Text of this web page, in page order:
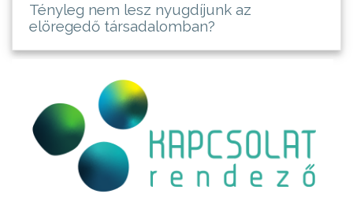
Tényleg nem lesz nyugdíjunk az
elöregedő társadalomban?